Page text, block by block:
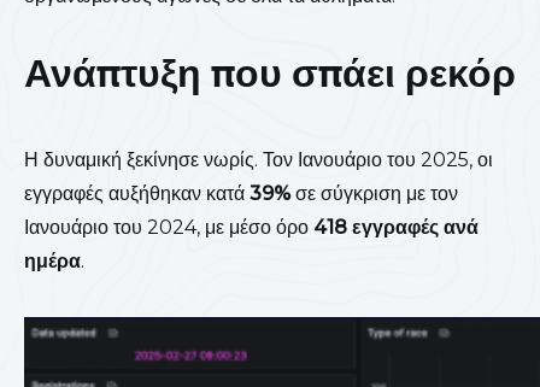
Ανάπτυξη που σπάει ρεκόρ
Η δυναμική ξεκίνησε νωρίς. Τον Ιανουάριο του 2025, οι
εγγραφές αυξήθηκαν κατά 39%σε σύγκριση με τον
Ιανουάριο του 2024, με μέσο όρο 418 εγγραφές ανά
ημέρα.